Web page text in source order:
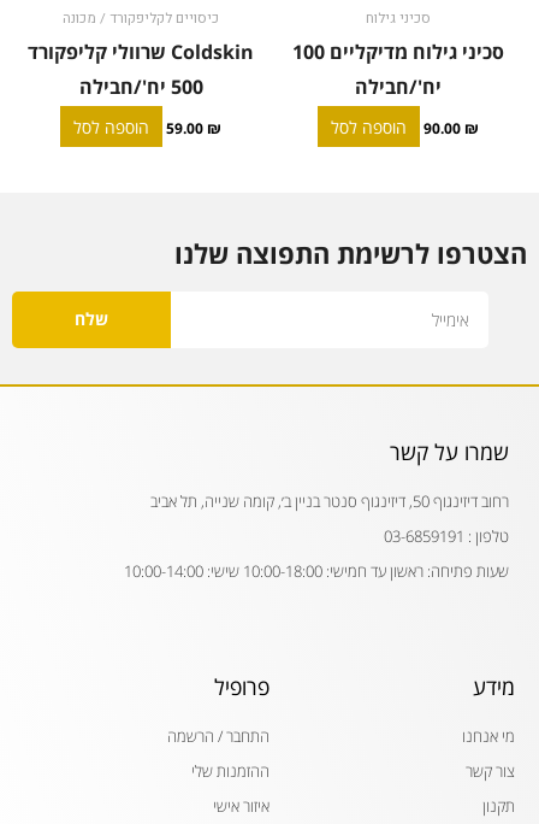
סכיני גילוח
סכיני גילוח מדיקליים 100
יח'/חבילה
90.00 ₪ הוספה לסל
כיסויים לקליפקורד / מכונה
Coldskin שרוולי קליפקורד
500 יח'/חבילה
59.00 ₪ הוספה לסל
הצטרפו לרשימת התפוצה שלנו
שלח
שמרו על קשר
רחוב דיזינגוף 50, דיזינגוף סנטר בניין ב׳, קומה שנייה, תל אביב
טלפון : 03-6859191
שעות פתיחה: ראשון עד חמישי: 10:00-18:00 שישי: 10:00-14:00
מידע
מי אנחנו
צור קשר
תקנון
פרופיל
התחבר / הרשמה
ההזמנות שלי
איזור אישי